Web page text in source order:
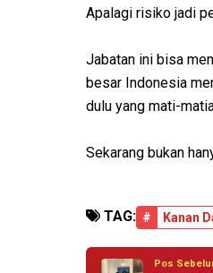
Apalagi risiko jadi
Jabatan ini bisa
besar Indonesia
dulu yang mati-
Sekarang bukan
TAG: # Kanan
Pos